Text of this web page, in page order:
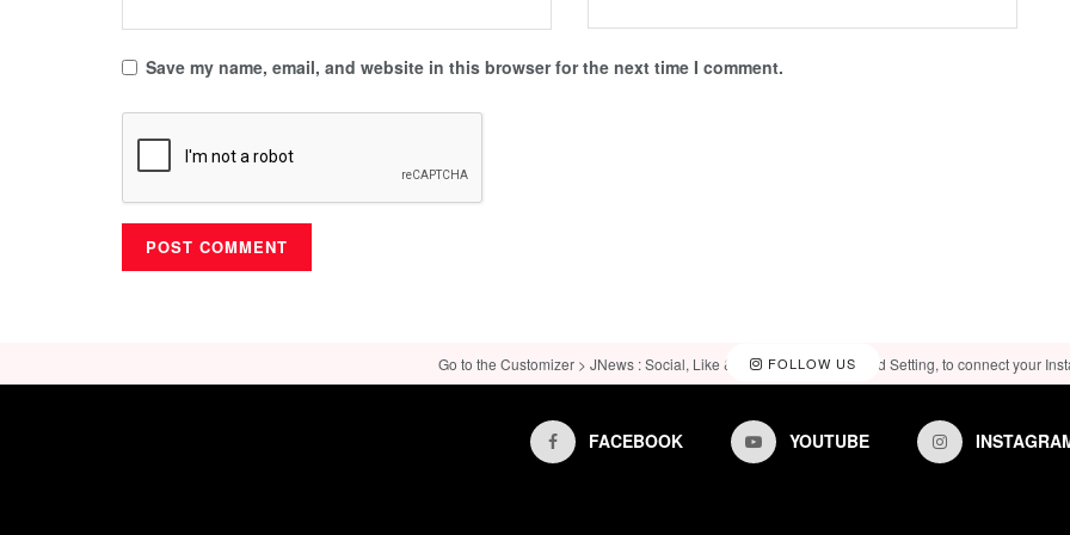
Save my name, email, and website in this browser for the next time I comment.
FOLLOW US
Go to the Customizer > JNews : Social, Like & View > Instagram Feed Setting, to connect your
FACEBOOK YOUTUBE